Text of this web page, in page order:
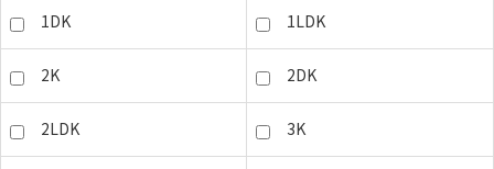
1DK 1LDK
2K 2DK
2LDK 3K